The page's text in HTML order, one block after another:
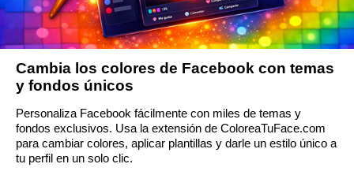
Cambia los colores de Facebook con temas
y fondos únicos
Personaliza Facebook fácilmente con miles de temas y
fondos exclusivos. Usa la extensión de ColoreaTuFace.com
para cambiar colores, aplicar plantillas y darle un estilo único a
tu perfil en un solo clic.